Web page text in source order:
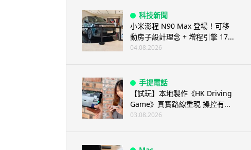
科技新聞
小米澎程 N90 Max 登場！可移
動房子設計理念 + 增程引擎 17...
04.08.2026
手提電話
【試玩】本地製作《HK Driving
Game》真實路線重現 操控有...
03.08.2026